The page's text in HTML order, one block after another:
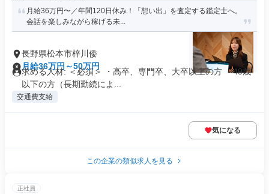
月給36万円〜／年間120日休み！「想い出」を査定する鑑定士へ。
会話を楽しみながら稼げる未...
長野県松本市梓川倭
月給36万円～50万円
求める人材: ＜必須＞ ・高卒、専門卒、大卒以上の方 ・49歳
以下の方（長期勤続によ...
交通費支給
気になる
この企業の類似求人を見る
正社員